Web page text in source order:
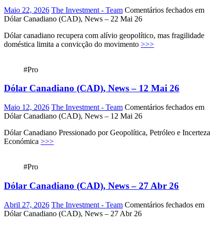
Maio 22, 2026 The Investment - Team Comentários fechados em
Dólar Canadiano (CAD), News – 22 Mai 26
Dólar canadiano recupera com alívio geopolítico, mas fragilidade
doméstica limita a convicção do movimento >>>
#Pro
Dólar Canadiano (CAD), News – 12 Mai 26
Maio 12, 2026 The Investment - Team Comentários fechados em
Dólar Canadiano (CAD), News – 12 Mai 26
Dólar Canadiano Pressionado por Geopolítica, Petróleo e Incerteza
Económica >>>
#Pro
Dólar Canadiano (CAD), News – 27 Abr 26
Abril 27, 2026 The Investment - Team Comentários fechados em
Dólar Canadiano (CAD), News – 27 Abr 26